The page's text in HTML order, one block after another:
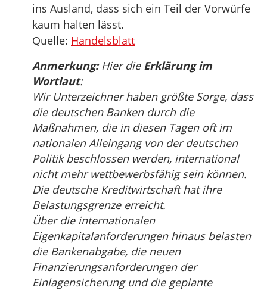
ins Ausland, dass sich ein Teil der Vorwürfe
kaum halten lässt.
Quelle: Handelsblatt
Anmerkung:Hier die Erklärung im
Wortlaut:
Wir Unterzeichner haben größte Sorge, dass
die deutschen Banken durch die
Maßnahmen, die in diesen Tagen oft im
nationalen Alleingang von der deutschen
Politik beschlossen werden, international
nicht mehr wettbewerbsfähig sein können.
Die deutsche Kreditwirtschaft hat ihre
Belastungsgrenze erreicht.
Über die internationalen
Eigenkapitalanforderungen hinaus belasten
die Bankenabgabe, die neuen
Finanzierungsanforderungen der
Einlagensicherung und die geplante